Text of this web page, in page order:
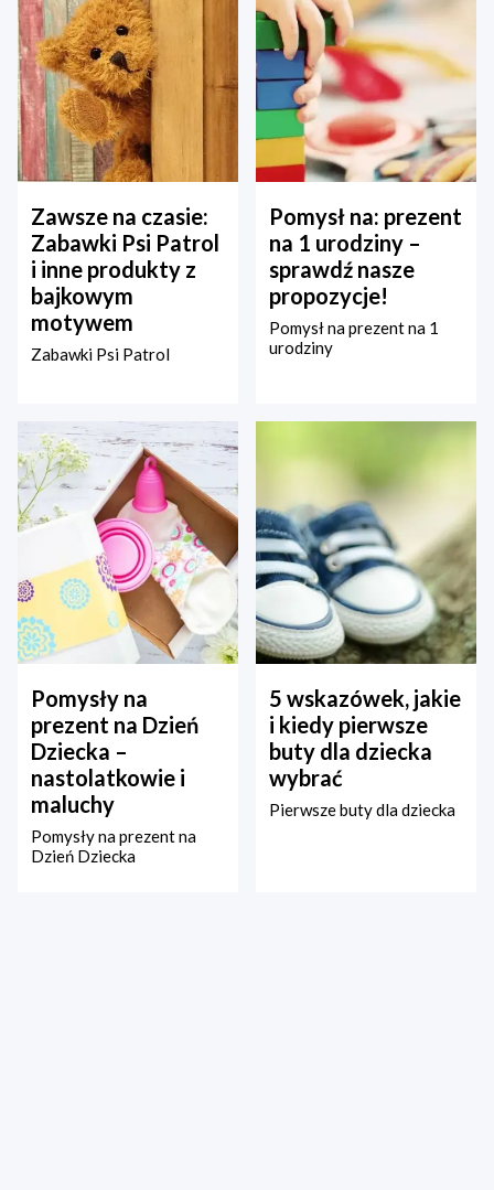
Zawsze na czasie:
Zabawki Psi Patrol
i inne produkty z
bajkowym
motywem
Zabawki Psi Patrol
Pomysł na: prezent
na 1 urodziny –
sprawdź nasze
propozycje!
Pomysł na prezent na 1
urodziny
Pomysły na
prezent na Dzień
Dziecka –
nastolatkowie i
maluchy
Pomysły na prezent na
Dzień Dziecka
5 wskazówek, jakie
i kiedy pierwsze
buty dla dziecka
wybrać
Pierwsze buty dla dziecka